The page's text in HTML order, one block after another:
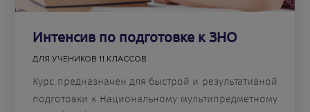
Интенсив по подготовке к ЗНО
ДЛЯ УЧЕНИКОВ 11 КЛАССОВ
Курс предназначен для быстрой и результативной
подготовки к Национальному мультипредметному